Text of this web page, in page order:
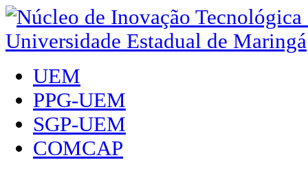
UEM
PPG-UEM
SGP-UEM
COMCAP